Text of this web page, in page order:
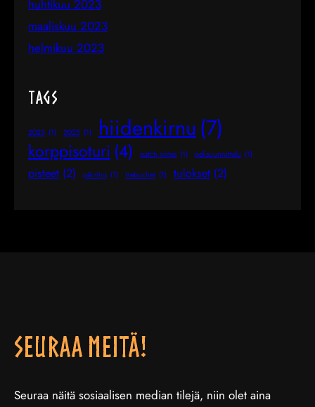
huhtikuu 2023
maaliskuu 2023
helmikuu 2023
Tags
2023 (1) 2025 (1) hiidenkirnu(7)
korppisoturi (4) patch notes (1) pelisuunnittelu (1)
pisteet (2) päivitys (1) trebuchet (1) tulokset (2)
Seuraa meitä!
Seuraa näitä sosiaalisen median tilejä, niin olet aina